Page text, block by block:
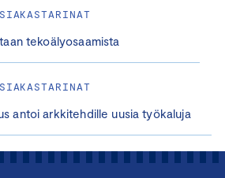
tekoälyosaamista
antoi arkkitehdille uusia työkaluja